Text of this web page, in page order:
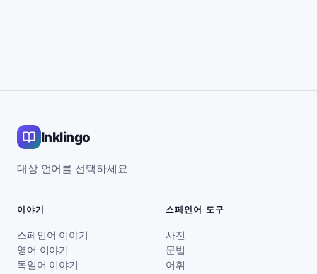
Inklingo
대상 언어를 선택하세요
이야기
스페인어 이야기
영어 이야기
독일어 이야기
스페인어 도구
사전
문법
어휘